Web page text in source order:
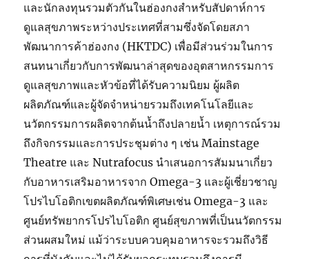
และนักลงทุนรวมตัวกันในฮ่องกงสำหรับสัปดาห์การ
ดูแลสุขภาพระหว่างประเทศที่สามซึ่งจัดโดยสภา
พัฒนาการค้าฮ่องกง (HKTDC) เพื่อมีส่วนร่วมในการ
สนทนาเกี่ยวกับการพัฒนาล่าสุดของอุตสาหกรรมการ
ดูแลสุขภาพและหัวข้อที่ได้รับความนิยม ผู้ผลิต
ผลิตภัณฑ์และผู้จัดจำหน่ายรวมถึงเทคโนโลยีและ
นวัตกรรมการผลิตจากต้นน้ำถึงปลายน้ำ เหตุการณ์รวม
ถึงกิจกรรมและการประชุมต่าง ๆ เช่น Mainstage
Theatre และ Nutrafocus นำเสนอการสัมมนาเกี่ยว
กับอาหารเสริมอาหารจาก Omega-3 และผู้เชี่ยวชาญ
โปรไบโอติกเขตผลิตภัณฑ์พิเศษเช่น Omega-3 และ
ศูนย์ทรัพยากรโปรไบโอติก ศูนย์สุขภาพที่เป็นนวัตกรรม
ส่วนผสมใหม่ แม้ว่าระบบควบคุมอาหารจะรวมถึงวิธี